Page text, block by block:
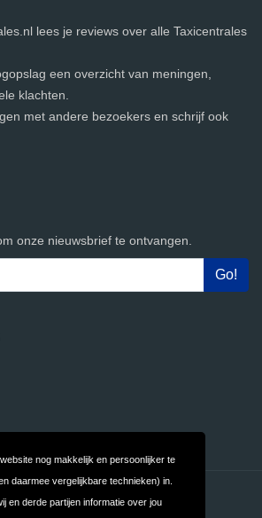
nog makkelijk en persoonlijker te
daarmee vergelijkbare technieken) in.
en derde partijen informatie over jou
lees je reviews over alle Taxicentrales
een overzicht van meningen,
klachten.
met andere bezoekers en schrijf ook
onze nieuwsbrief te ontvangen.
Privacy